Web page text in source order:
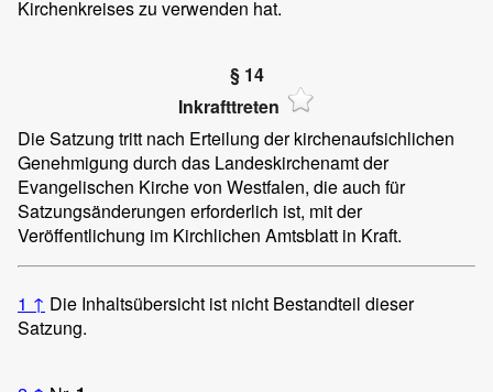
Kirchenkreises zu verwenden hat.
§ 14
Inkrafttreten
Die Satzung tritt nach Erteilung der kirchenaufsichlichen
Genehmigung durch das Landeskirchenamt der
Evangelischen Kirche von Westfalen, die auch für
Satzungsänderungen erforderlich ist, mit der
Veröffentlichung im Kirchlichen Amtsblatt in Kraft.
1 ↑ Die Inhaltsübersicht ist nicht Bestandteil dieser
Satzung.